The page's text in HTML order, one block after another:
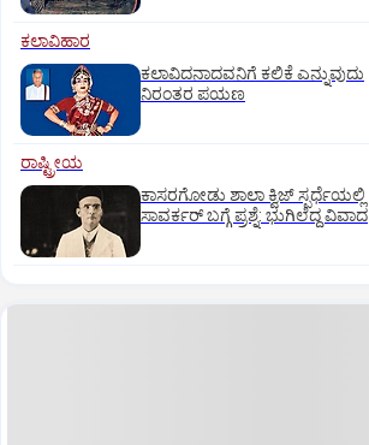
ಕಲಾವಿಹಾರ
ಕಲಾವಿದನಾದವನಿಗೆ ಕಲಿಕೆ ಎನ್ನುವುದು
ನಿರಂತರ ಪಯಣ
ರಾಷ್ಟ್ರೀಯ
ಕಾಸರಗೋಡು ಶಾಲಾ ಕ್ವಿಜ್‌ ಸ್ಪರ್ಧೆಯಲ್ಲಿ
ಸಾವರ್ಕರ್‌ ಬಗ್ಗೆ ಪ್ರಶ್ನೆ: ಭುಗಿಲೆದ್ದ ವಿವಾದ